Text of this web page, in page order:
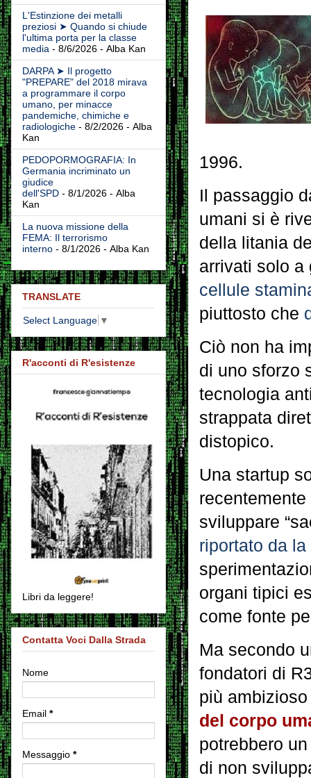
1996.
Il passaggio
umani si è
della litania
arrivati solo
cellule
piuttosto che
Ciò non ha
di uno sforzo
tecnologia
strappata
distopico.
Una startup
sviluppare
riportato da la
organi tipici
come fonte
Ma secondo
fondatori di
più
del corpo
potrebbero
di non
L'Estinzione dei metalli
preziosi ➤ Quando si chiude
l'ultima porta per la classe
media - 8/6/2026 - Alba Kan
DARPA ➤ Il progetto
"PREPARE" del 2018 mirava
a programmare il corpo
umano, per minacce
pandemiche, chimiche e
radiologiche - 8/2/2026 - Alba
Kan
PEDOPORMOGRAFIA: In
Germania incriminato un
giudice
dell'SPD - 8/1/2026 - Alba
Kan
La nuova missione della
FEMA: Il terrorismo
interno - 8/1/2026 - Alba Kan
TRANSLATE
Select Language ▼
R'acconti di R'esistenze
Libri da leggere!
Contatta Voci Dalla Strada
Nome
Email *
Messaggio *